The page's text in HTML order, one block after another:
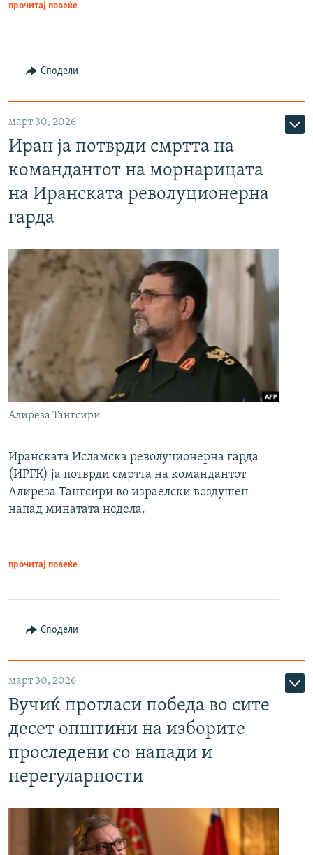
прочитај повеќе
Сподели
март 30, 2026
Иран ја потврди смртта на
командантот на морнарицата
на Иранската револуционерна
гарда
Алиреза Тангсири
Иранската Исламска револуционерна гарда
(ИРГК) ја потврди смртта на командантот
Алиреза Тангсири во израелски воздушен
напад минатата недела.
прочитај повеќе
Сподели
март 30, 2026
Вучиќ прогласи победа во сите
десет општини на изборите
проследени со напади и
нерегуларности